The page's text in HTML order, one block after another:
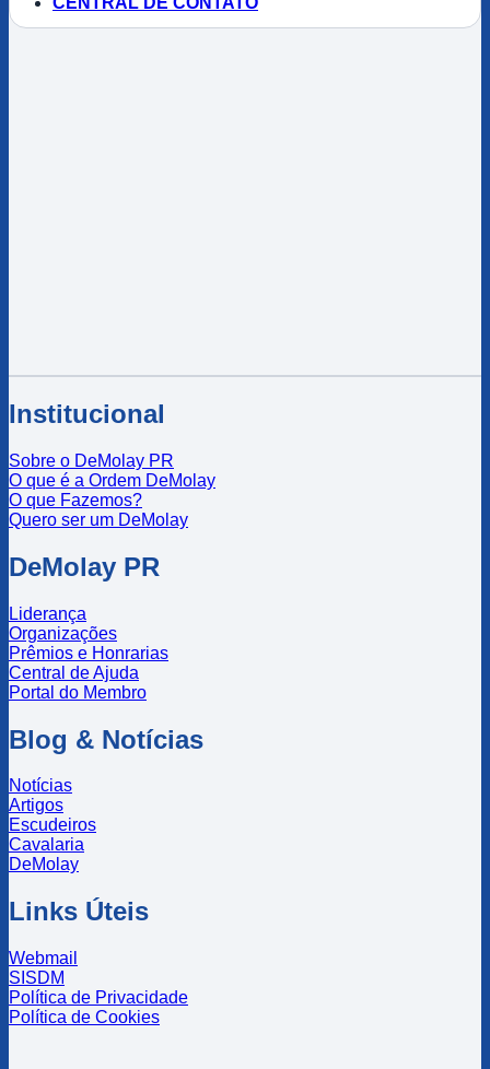
Institucional
Sobre o DeMolay PR
O que é a Ordem DeMolay
O que Fazemos?
Quero ser um DeMolay
DeMolay PR
Liderança
Organizações
Prêmios e Honrarias
Central de Ajuda
Portal do Membro
Blog & Notícias
Notícias
Artigos
Escudeiros
Cavalaria
DeMolay
Links Úteis
Webmail
SISDM
Política de Privacidade
Política de Cookies